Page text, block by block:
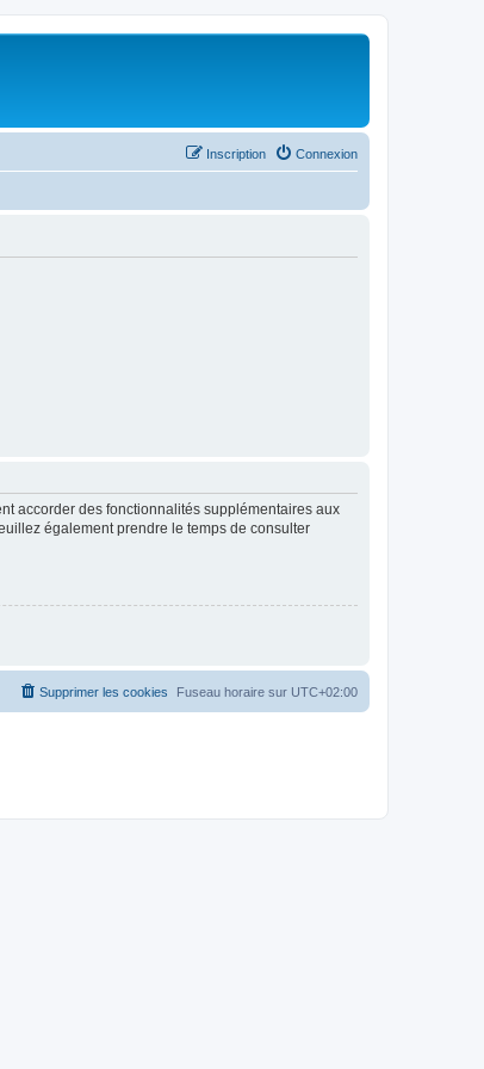
Connexion
Inscription
accorder des fonctionnalités supplémentaires aux
également prendre le temps de consulter
Fuseau horaire sur UTC+02:00
Supprimer les cookies